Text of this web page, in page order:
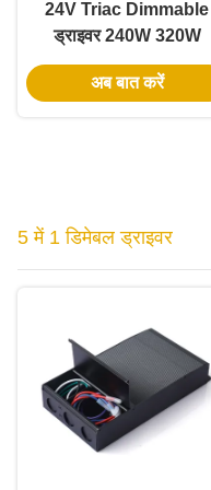
24V Triac Dimmable
ड्राइवर 240W 320W
60Hz Led ड्राइवर पावर
सप्लाई लाइनर्स के लिए
अब बात करें
5 में 1 डिमेबल ड्राइवर